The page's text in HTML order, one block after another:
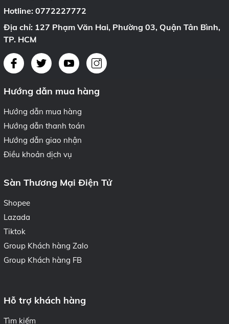
Hotline: 0772227772
Địa chỉ: 127 Phạm Văn Hai, Phường 03, Quận Tân Bình,
TP. HCM
Hướng dẫn mua hàng
Hướng dẫn mua hàng
Hướng dẫn thanh toán
Hướng dẫn giao nhận
Điều khoản dịch vụ
Sàn Thương Mại Điện Tử
Shopee
Lazada
Tiktok
Group Khách hàng Zalo
Group Khách hàng FB
Hỗ trợ khách hàng
Tìm kiếm